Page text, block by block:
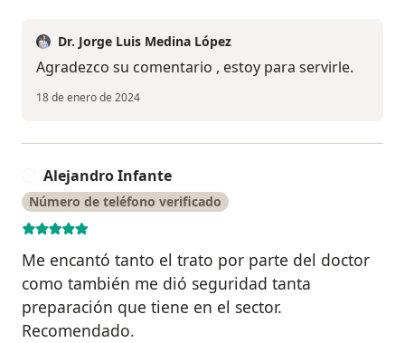
Dr. Jorge Luis Medina López
Agradezco su comentario , estoy para servirle.
18 de enero de 2024
Alejandro Infante
Número de teléfono verificado
Me encantó tanto el trato por parte del doctor
como también me dió seguridad tanta
preparación que tiene en el sector.
Recomendado.